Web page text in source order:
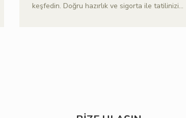
keşfedin. Doğru hazırlık ve sigorta ile tatilinizi